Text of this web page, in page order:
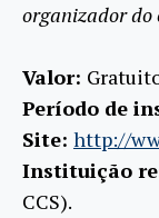
organizador do
Valor:
Período de
Site: http://
Instituição
CCS).